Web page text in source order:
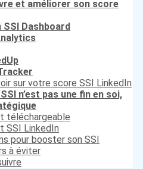
et améliorer son score
SSI Dashboard
sur votre score SSI LinkedIn
n’est pas une fin en soi,
téléchargeable
SSI LinkedIn
pour booster son SSI
à éviter